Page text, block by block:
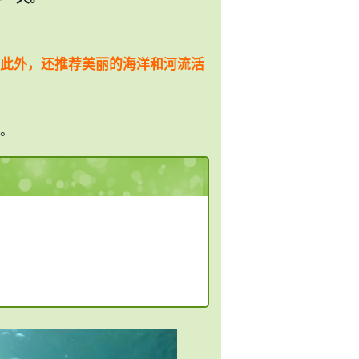
此外，还推荐美丽的海洋和河流活